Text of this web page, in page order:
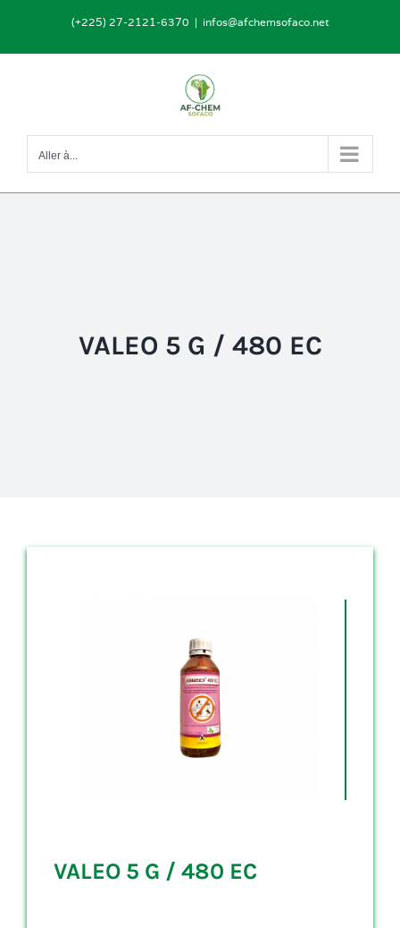
(+225) 27-2121-6370 | infos@afchemsofaco.net
Aller à...
VALEO 5 G / 480 EC
VALEO 5 G / 480 EC